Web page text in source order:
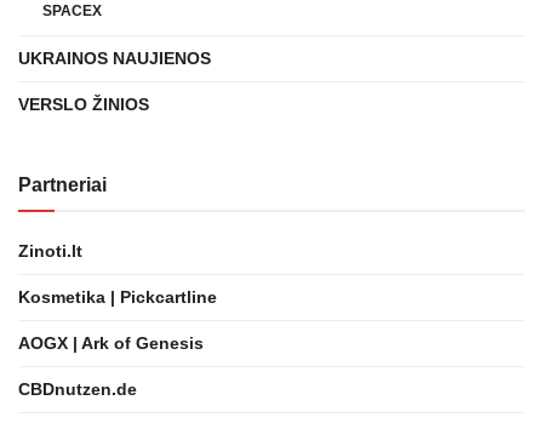
SPACEX
UKRAINOS NAUJIENOS
VERSLO ŽINIOS
Partneriai
Zinoti.lt
Kosmetika | Pickcartline
AOGX | Ark of Genesis
CBDnutzen.de